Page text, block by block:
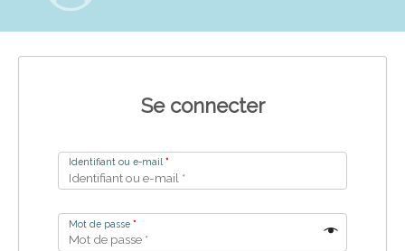
Se connecter
Identifiant ou e-mail *
Mot de passe *